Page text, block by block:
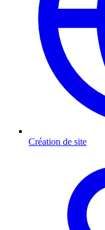
Création de site